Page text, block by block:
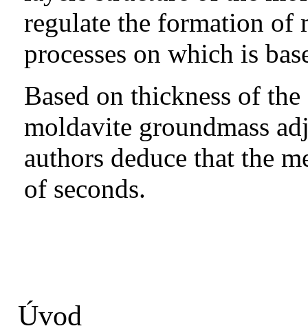
regulate the formation of
processes on which is
Based on thickness of
moldavite groundmass
authors deduce that the
of seconds.
Úvod